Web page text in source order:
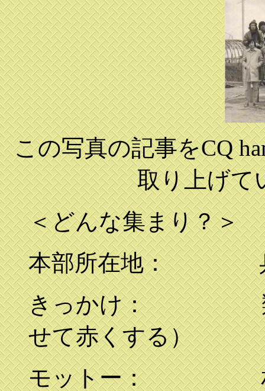
この写真の記事をCQ
取り上げて
＜どんな集まり？＞
本部所在地： 兵
きっかけ： 類は
せて赤くする）
モットー： 相互